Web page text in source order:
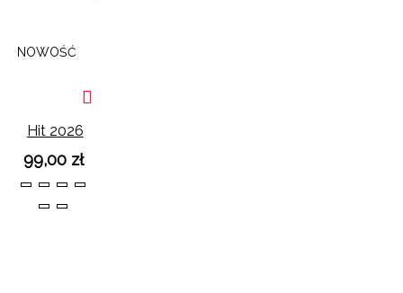
NOWOŚĆ
Hit 2026
Japonki
Czarne na
99,00 zł
36373839
4041